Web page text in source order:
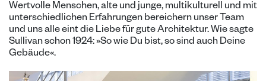
Wertvolle Menschen, alte und junge, multikulturell und mit
unterschiedlichen Erfahrungen bereichern unser Team
und uns alle eint die Liebe für gute Architektur. Wie sagte
Sullivan schon 1924: »So wie Du bist, so sind auch Deine
Gebäude«.